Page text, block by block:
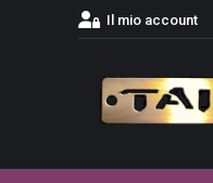
Il mio account